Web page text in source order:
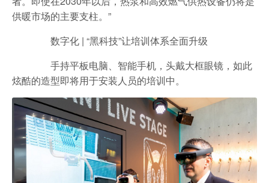
供暖市场的主要支柱。”
数字化 | “黑科技”让培训体系全面升级
手持平板电脑、智能手机，头戴大框眼镜，如此
炫酷的造型即将用于安装人员的培训中。